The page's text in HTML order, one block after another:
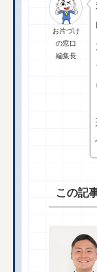
お片づけ
の窓口
編集長
この記